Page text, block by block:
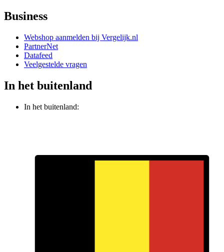
Business
Webshop aanmelden bij Vergelijk.nl
PartnerNet
Datafeed
Veelgestelde vragen
In het buitenland
In het buitenland: